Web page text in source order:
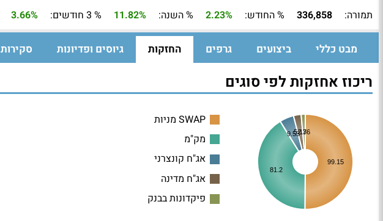
תמורה: 336,858 % החודש: 2.23% % השנה: 11.82% % 3 חודשים: 3.66%
מבט כללי ביצועים גרפים החזקות גיוסים ופדיונות סקירות
ריכוז אחזקות לפי סוגים
99.15
81.2
9.535.13
2.76
SWAP מניות
מק"מ
אג"ח קונצרני
אג"ח מדינה
פיקדונות בבנק